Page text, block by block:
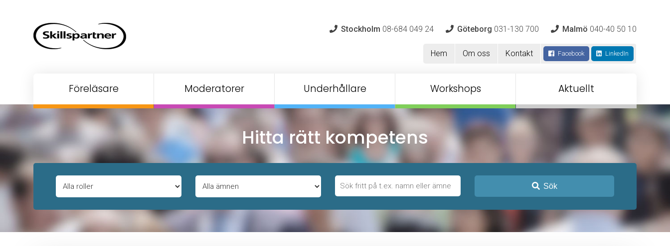
Stockholm 08-684 049 24 Göteborg 031-130 700 Malmö 040-40 50 10
Hem Om oss Kontakt Facebook LinkedIn
Föreläsare Moderatorer Underhållare Workshops Aktuellt
Hitta rätt kompetens
Sök